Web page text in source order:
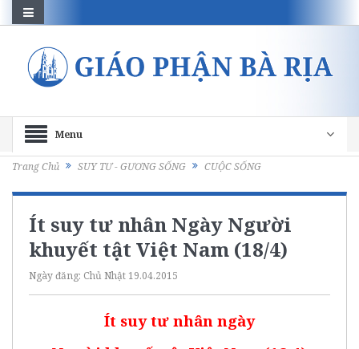
Menu
Trang Chủ SUY TƯ - GƯƠNG SỐNG CUỘC SỐNG
Ít suy tư nhân Ngày Người
khuyết tật Việt Nam (18/4)
Ngày đăng: Chủ Nhật 19.04.2015
Ít suy tư nhân ngày